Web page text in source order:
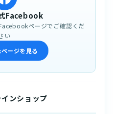
Facebook
ページでご確認くだ
い
ージを見る
ンショップ